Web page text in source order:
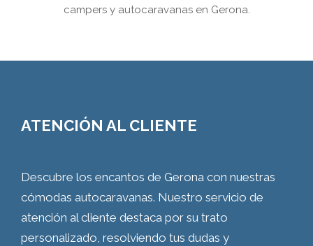
campers y autocaravanas en Gerona.
ATENCIÓN AL CLIENTE
Descubre los encantos de Gerona con nuestras
cómodas autocaravanas. Nuestro servicio de
atención al cliente destaca por su trato
personalizado, resolviendo tus dudas y